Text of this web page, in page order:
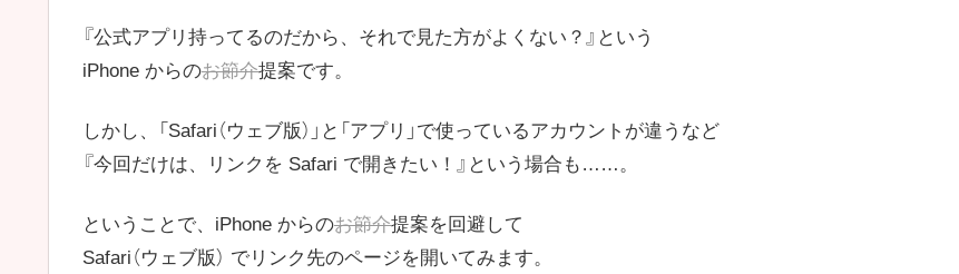
『公式アプリ持ってるのだから、それで見た方がよくない？』という
iPhone からのお節介提案です。
しかし、「Safari（ウェブ版）」と「アプリ」で使っているアカウントが違うなど
『今回だけは、リンクを Safari で開きたい！』という場合も……。
ということで、iPhone からのお節介提案を回避して
Safari（ウェブ版） でリンク先のページを開いてみます。